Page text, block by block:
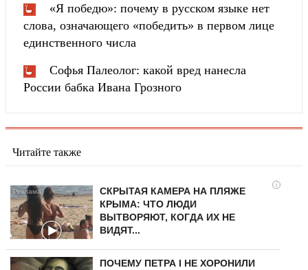
«Я победю»: почему в русском языке нет
слова, означающего «победить» в первом лице
единственного числа
Софья Палеолог: какой вред нанесла
России бабка Ивана Грозного
Читайте также
i
СКРЫТАЯ КАМЕРА НА ПЛЯЖЕ
КРЫМА: ЧТО ЛЮДИ
ВЫТВОРЯЮТ, КОГДА ИХ НЕ
ВИДЯТ...
ПОЧЕМУ ПЕТРА I НЕ ХОРОНИЛИ